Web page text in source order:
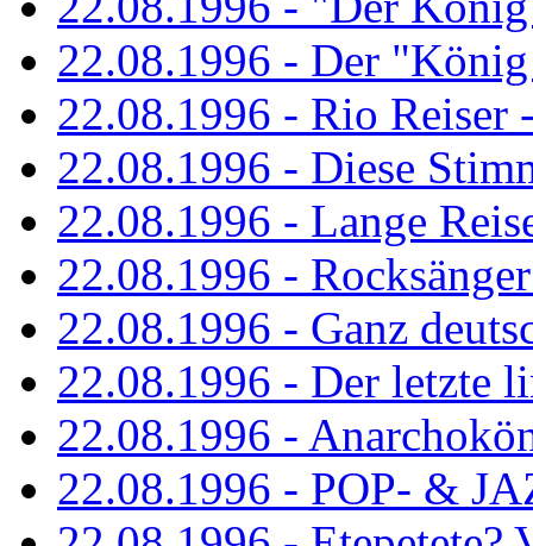
22.08.1996 - Der
22.08.1996 - Rio Reiser
22.08.1996 - Diese
22.08.1996 - Lange
22.08.1996 -
22.08.1996 - Ganz
22.08.1996 - Der letzte
22.08.1996 -
22.08.1996 - POP- &